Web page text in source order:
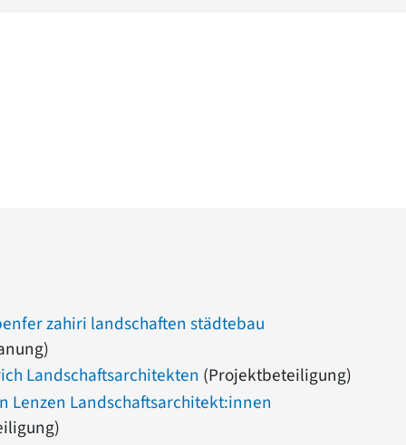
zahiri landschaften städtebau
Landschaftsarchitekten (Projektbeteiligung)
Lenzen Landschaftsarchitekt:innen